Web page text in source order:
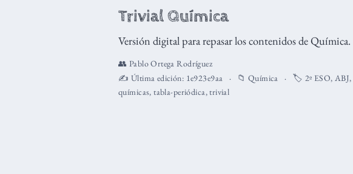
Trivial Química
Versión digital para repasar los contenidos de Química.
👥 Pablo Ortega Rodríguez
✍️ Última edición: 1e923e9aa 📁 Química 🏷️ 2º ESO, ABJ,
químicas,tabla-periódica,trivial